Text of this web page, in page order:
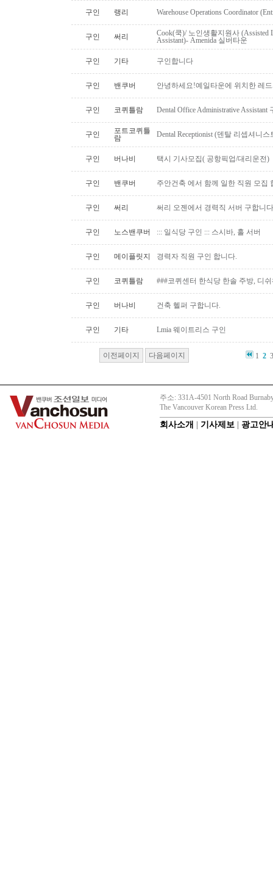
구인 랭리 Warehouse Operations Coordinator
구인 써리
Cook(쿡)/ 노인생활지원사 (Assisted
Assistant)- Amenida 실버타운
구인 기타 구인합니다
구인 밴쿠버 안녕하세요!예일타운에 위치한 레
구인 코퀴틀람 Dental Office Administrative Assistant
구인
포트코퀴틀
람
Dental Receptionist (덴탈 리셉셔니
구인 버나비 택시 기사모집( 공항픽업/대리운전)
구인 밴쿠버 주안건축 에서 함께 일한 직원 모집
구인 써리 써리 오젠에서 경력직 서버 구합니다
구인 노스밴쿠버 ::: 일식당 구인 ::: 스시바, 홀 서버
구인 메이플릿지 경력자 직원 구인 합니다.
구인 코퀴틀람 ###코퀴센터 한식당 한솔 주방, 디
구인 버나비 건축 헬퍼 구합니다.
구인 기타 Lmia 웨이트리스 구인
이전페이지 다음페이지 1 2
주소: 331A-4501 North Road
The Vancouver Korean Press Ltd.
회사소개 기사제보 광고안